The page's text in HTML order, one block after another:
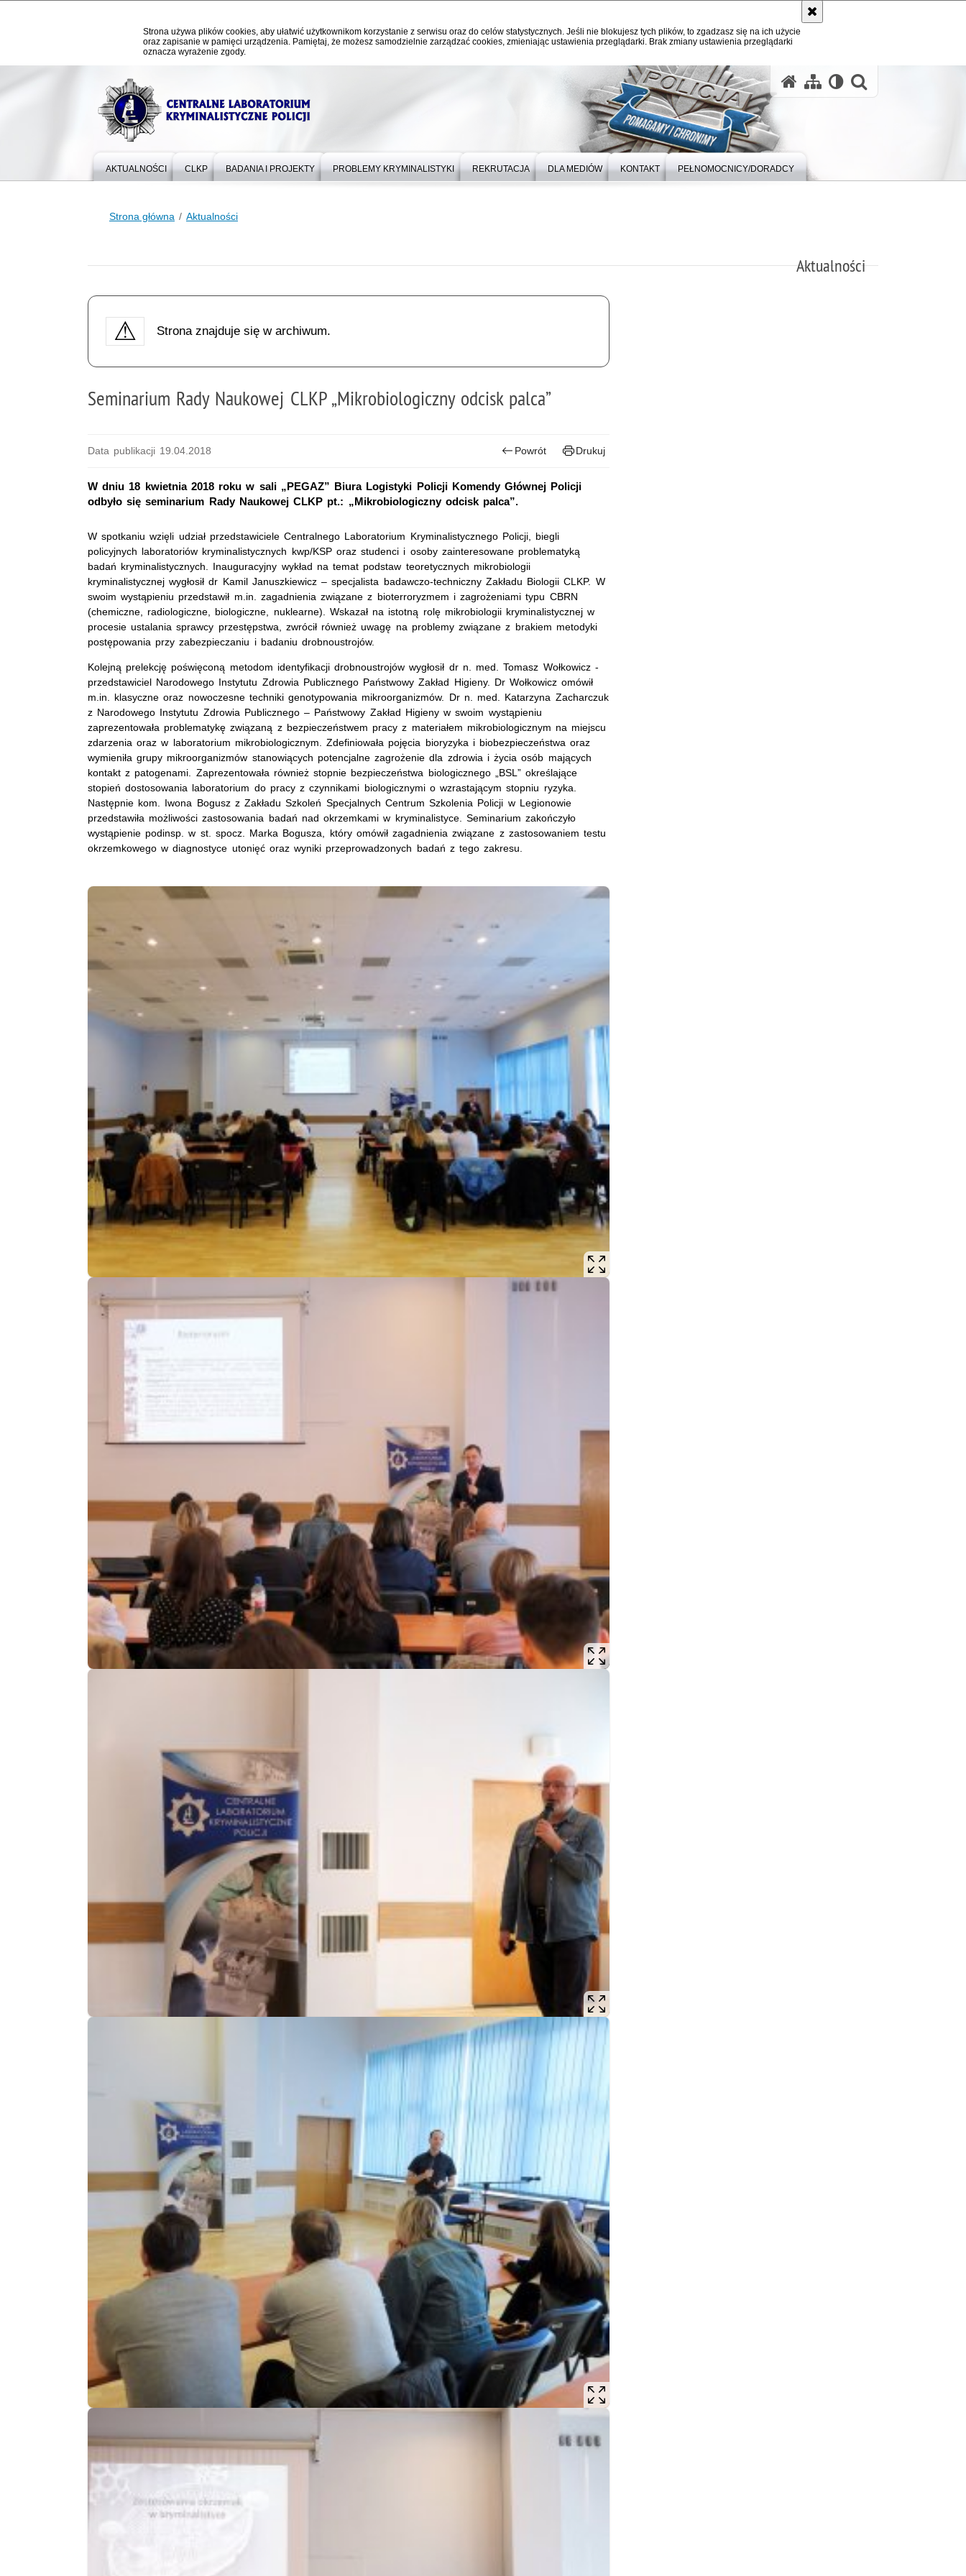
Strona używa plików cookies, aby ułatwić użytkownikom korzystanie z serwisu oraz do celów statystycznych. Jeśli nie blokujesz tych plików, to zgadzasz się na ich użycie
oraz zapisanie w pamięci urządzenia. Pamiętaj, że możesz samodzielnie zarządzać cookies, zmieniając ustawienia przeglądarki. Brak zmiany ustawienia przeglądarki
oznacza wyrażenie zgody.
AKTUALNOŚCI CLKP BADANIA I PROJEKTY PROBLEMY KRYMINALISTYKI REKRUTACJA DLA MEDIÓW KONTAKT PEŁNOMOCNICY/DORADCY
Strona główna Aktualności
Aktualności
Strona znajduje się w archiwum.
Seminarium Rady Naukowej CLKP „Mikrobiologiczny odcisk palca”
Data publikacji 19.04.2018 Powrót Drukuj
W dniu 18 kwietnia 2018 roku w sali „PEGAZ” Biura Logistyki Policji Komendy Głównej Policji
odbyło się seminarium Rady Naukowej CLKP pt.: „Mikrobiologiczny odcisk palca”.
W spotkaniu wzięli udział przedstawiciele Centralnego Laboratorium Kryminalistycznego Policji, biegli
policyjnych laboratoriów kryminalistycznych kwp/KSP oraz studenci i osoby zainteresowane problematyką
badań kryminalistycznych. Inauguracyjny wykład na temat podstaw teoretycznych mikrobiologii
kryminalistycznej wygłosił dr Kamil Januszkiewicz – specjalista badawczo-techniczny Zakładu Biologii CLKP. W
swoim wystąpieniu przedstawił m.in. zagadnienia związane z bioterroryzmem i zagrożeniami typu CBRN
(chemiczne, radiologiczne, biologiczne, nuklearne). Wskazał na istotną rolę mikrobiologii kryminalistycznej w
procesie ustalania sprawcy przestępstwa, zwrócił również uwagę na problemy związane z brakiem metodyki
postępowania przy zabezpieczaniu i badaniu drobnoustrojów.
Kolejną prelekcję poświęconą metodom identyfikacji drobnoustrojów wygłosił dr n. med. Tomasz Wołkowicz -
przedstawiciel Narodowego Instytutu Zdrowia Publicznego Państwowy Zakład Higieny. Dr Wołkowicz omówił
m.in. klasyczne oraz nowoczesne techniki genotypowania mikroorganizmów. Dr n. med. Katarzyna Zacharczuk
z Narodowego Instytutu Zdrowia Publicznego – Państwowy Zakład Higieny w swoim wystąpieniu
zaprezentowała problematykę związaną z bezpieczeństwem pracy z materiałem mikrobiologicznym na miejscu
zdarzenia oraz w laboratorium mikrobiologicznym. Zdefiniowała pojęcia bioryzyka i biobezpieczeństwa oraz
wymieniła grupy mikroorganizmów stanowiących potencjalne zagrożenie dla zdrowia i życia osób mających
kontakt z patogenami. Zaprezentowała również stopnie bezpieczeństwa biologicznego „BSL” określające
stopień dostosowania laboratorium do pracy z czynnikami biologicznymi o wzrastającym stopniu ryzyka.
Następnie kom. Iwona Bogusz z Zakładu Szkoleń Specjalnych Centrum Szkolenia Policji w Legionowie
przedstawiła możliwości zastosowania badań nad okrzemkami w kryminalistyce. Seminarium zakończyło
wystąpienie podinsp. w st. spocz. Marka Bogusza, który omówił zagadnienia związane z zastosowaniem testu
okrzemkowego w diagnostyce utonięć oraz wyniki przeprowadzonych badań z tego zakresu.